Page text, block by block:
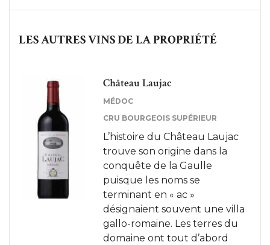
LES AUTRES VINS DE LA PROPRIÉTÉ
Château Laujac
MÉDOC
CRU BOURGEOIS SUPÉRIEUR
L’histoire du Château Laujac
trouve son origine dans la
conquête de la Gaulle
puisque les noms se
terminant en « ac »
désignaient souvent une villa
gallo-romaine. Les terres du
domaine ont tout d’abord